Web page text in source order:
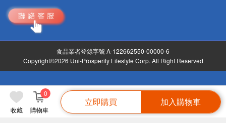
收藏 購物車
0
立即購買 加入購物車
食品業者登錄字號 A-122662550-00000-6
Copyright©2026 Uni-Prosperity Lifestyle Corp. All Right Reserved